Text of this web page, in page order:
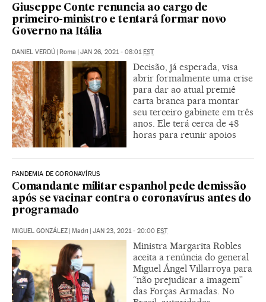
Giuseppe Conte renuncia ao cargo de
primeiro-ministro e tentará formar novo
Governo na Itália
DANIEL VERDÚ | Roma | JAN 26, 2021 - 08:01EST
Decisão, já esperada, visa
abrir formalmente uma crise
para dar ao atual premiê
carta branca para montar
seu terceiro gabinete em três
anos. Ele terá cerca de 48
horas para reunir apoios
PANDEMIA DE CORONAVÍRUS
Comandante militar espanhol pede demissão
após se vacinar contra o coronavírus antes do
programado
MIGUEL GONZÁLEZ | Madri | JAN 23, 2021 - 20:00 EST
Ministra Margarita Robles
aceita a renúncia do general
Miguel Ángel Villarroya para
“não prejudicar a imagem”
das Forças Armadas. No